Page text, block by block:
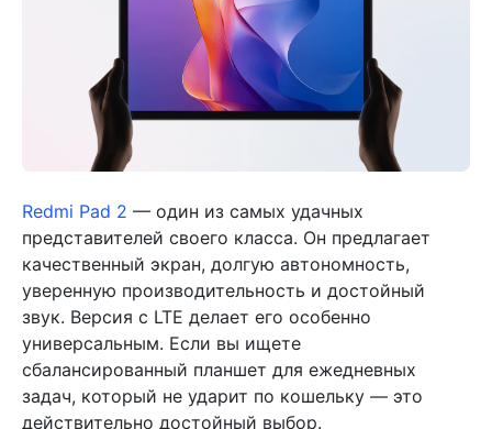
Redmi Pad 2 — один из самых удачных
представителей своего класса. Он предлагает
качественный экран, долгую автономность,
уверенную производительность и достойный
звук. Версия с LTE делает его особенно
универсальным. Если вы ищете
сбалансированный планшет для ежедневных
задач, который не ударит по кошельку — это
действительно достойный выбор.